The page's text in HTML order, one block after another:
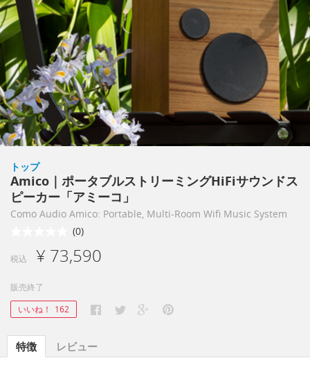
トップ
Amico｜ポータブルストリーミングHiFiサウンドス
ピーカー「アミーコ」
Como Audio Amico: Portable, Multi-Room Wifi Music System
(0)
税込 ¥ 73,590
販売終了
いいね！
162
特徴 レビュー